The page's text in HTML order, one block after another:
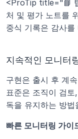
<ProTip title="📘
처 및 평가 노트를
중식 기록은 감사
지속적인 모니터
구현은 출시 후 계
표준은 조직이 검
독을 유지하는 방법
빠른 모니터링 가이